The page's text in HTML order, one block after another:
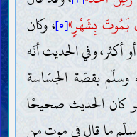
يَمُوتَ بِشَهْرٍ»[٥] ، وكان
أكثر، وفي الحديث أنّه
وسلّم بقصّة الجسّاسة
كان الحديث صحيحًا
ما قال في موت من